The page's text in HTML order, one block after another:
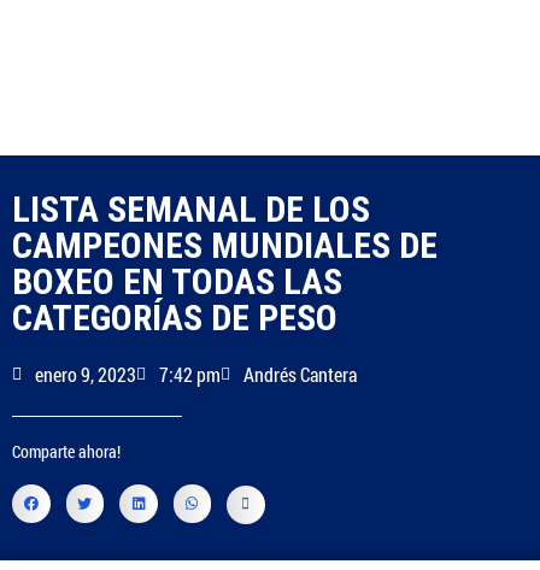
LISTA SEMANAL DE LOS
CAMPEONES MUNDIALES DE
BOXEO EN TODAS LAS
CATEGORÍAS DE PESO
enero 9, 2023 7:42 pm Andrés Cantera
Comparte ahora!